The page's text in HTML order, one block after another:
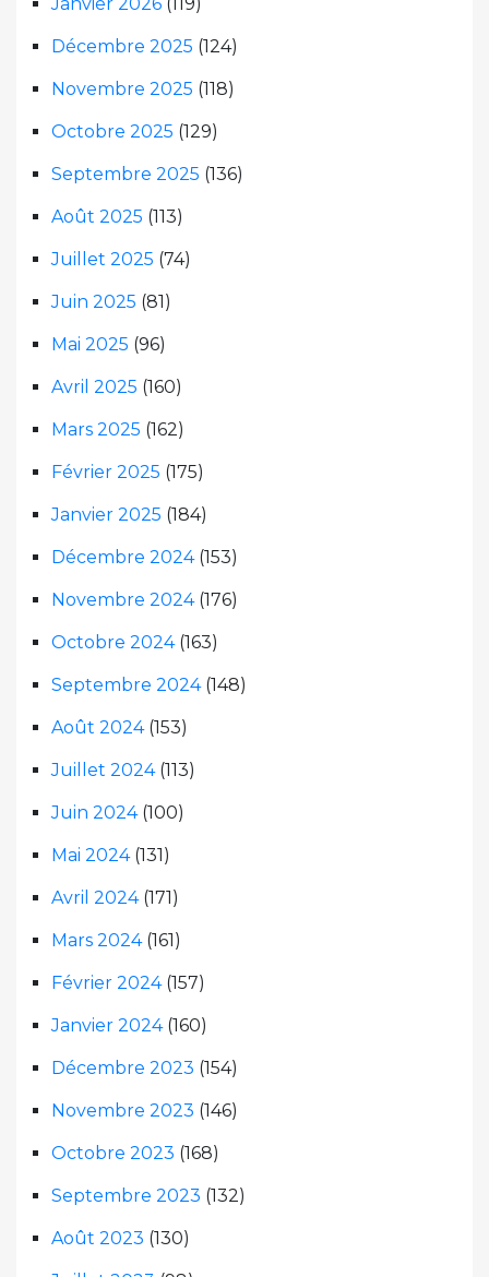
Décembre 2025 (124)
Novembre 2025 (118)
Octobre 2025 (129)
Septembre 2025 (136)
Août 2025 (113)
Juillet 2025 (74)
Juin 2025 (81)
Mai 2025 (96)
Avril 2025 (160)
Mars 2025 (162)
Février 2025 (175)
Janvier 2025 (184)
Décembre 2024(153)
Novembre 2024(176)
Octobre 2024(163)
Septembre 2024(148)
Août 2024(153)
Juillet 2024(113)
Juin 2024(100)
Mai 2024(131)
Avril 2024(171)
Mars 2024(161)
Février 2024(157)
Janvier 2024(160)
Décembre 2023 (154)
Novembre 2023 (146)
Octobre 2023 (168)
Septembre 2023 (132)
Août 2023 (130)